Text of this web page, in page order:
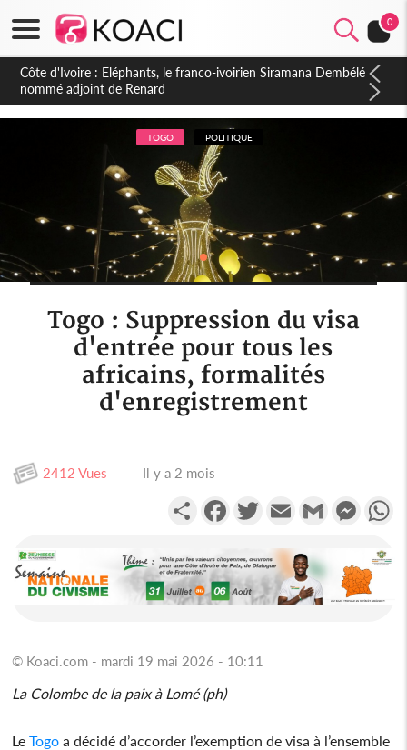
0
Cameroun : 5 combattants séparatistes neutralisés, le Mindef
dément les rumeurs d'exactions des civils
TOGO POLITIQUE
Togo : Suppression du visa
d'entrée pour tous les
africains, formalités
d'enregistrement
2412 Vues Il y a 2 mois
PartagerFacebookTwitterEmail Gmail
© Koaci.com - mardi 19 mai 2026 - 10:11
La Colombe de la paix à Lomé (ph)
LeTogo a décidé d’accorder l’exemption de visa à l’ensemble